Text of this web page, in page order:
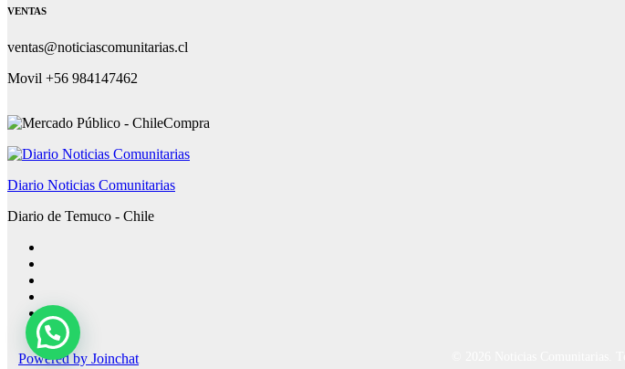
VENTAS
ventas@noticiascomunitarias.cl
Movil +56 984147462
Diario Noticias Comunitarias
Diario de Temuco - Chile
Powered by Joinchat